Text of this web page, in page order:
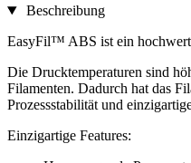
Beschreibung
EasyFil™ ABS ist ein
Die Drucktemperaturen sind
Filamenten. Dadurch hat das
Prozessstabilität und
Einzigartige Features: